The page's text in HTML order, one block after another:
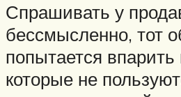
Спрашивать у
бессмысленно, тот
попытается
которые не